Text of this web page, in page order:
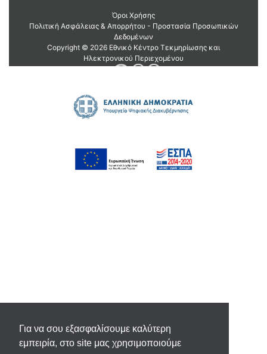
Για να σου εξασφαλίσουμε καλύτερη
εμπειρία, στο site μας χρησιμοποιούμε